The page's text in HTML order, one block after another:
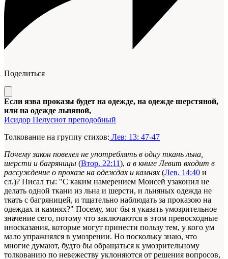
Поделиться
Если язва проказы будет на одежде, на одежде шерстяной,
или на одежде льняной,
Исидор Пелусиот преподобный
Толкование на группу стихов: Лев: 13: 47-47
Почему закон повелел не употреблять в одну ткань льна,
шерсти и багряницы (Втор. 22:11), а в книге Левит входит в
рассуждение о проказе на одеждах и камнях (Лев. 14:40 и
сл.)? Писал ты: "С каким намерением Моисей узаконил не
делать одной ткани из льна и шерсти, и льняных одежда не
ткать с багряницей, и тщательно наблюдать за проказою на
одеждах и камнях?" Посему, мог бы я указать умозрительное
значение сего, потому что заключаются в этом превосходные
иносказания, которые могут принести пользу тем, у кого ум
мало упражнялся в умозрении. Но поскольку знаю, что
многие думают, будто бы обращаться к умозрительному
толкованию по невежеству уклоняются от решения вопросов,